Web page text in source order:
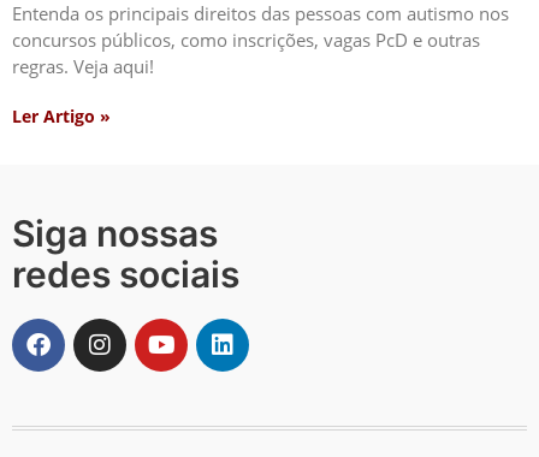
Entenda os principais direitos das pessoas com autismo nos
concursos públicos, como inscrições, vagas PcD e outras
regras. Veja aqui!
Ler Artigo »
Siga nossas
redes sociais